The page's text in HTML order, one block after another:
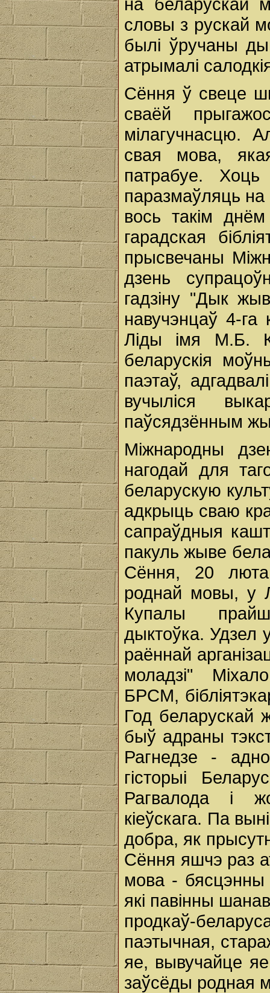
словы з рускай
былі ўручаны
атрымалі
Сёння ў свеце
сваёй
мілагучнасцю.
свая мова,
патрабуе. Хоць
паразмаўляць
вось такім днём
гарадская
прысвечаны
дзень
гадзіну "Дык
навучэнцаў 4-
Ліды імя М.Б.
беларускія
паэтаў,
вучыліся
паўсядзённым
Міжнародны
нагодай для
беларускую
адкрыць сваю
сапраўдныя
пакуль жыве
Сёння, 20
роднай мовы, у
Купалы
дыктоўка. Удзел
раённай
моладзі"
БРСМ,
Год беларускай
быў адраны
Рагнедзе -
гісторыі
Рагвалода і
кіеўскага. Па
добра, як
Сёння яшчэ раз
мова - бясцэнны
які павінны
продкаў-
паэтычная,
яе, вывучайце
заўсёды родная